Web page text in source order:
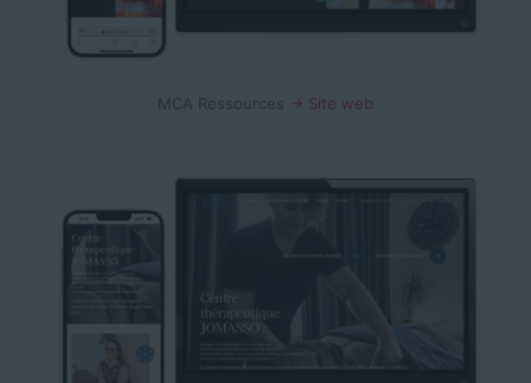
MCA Ressources → Site web